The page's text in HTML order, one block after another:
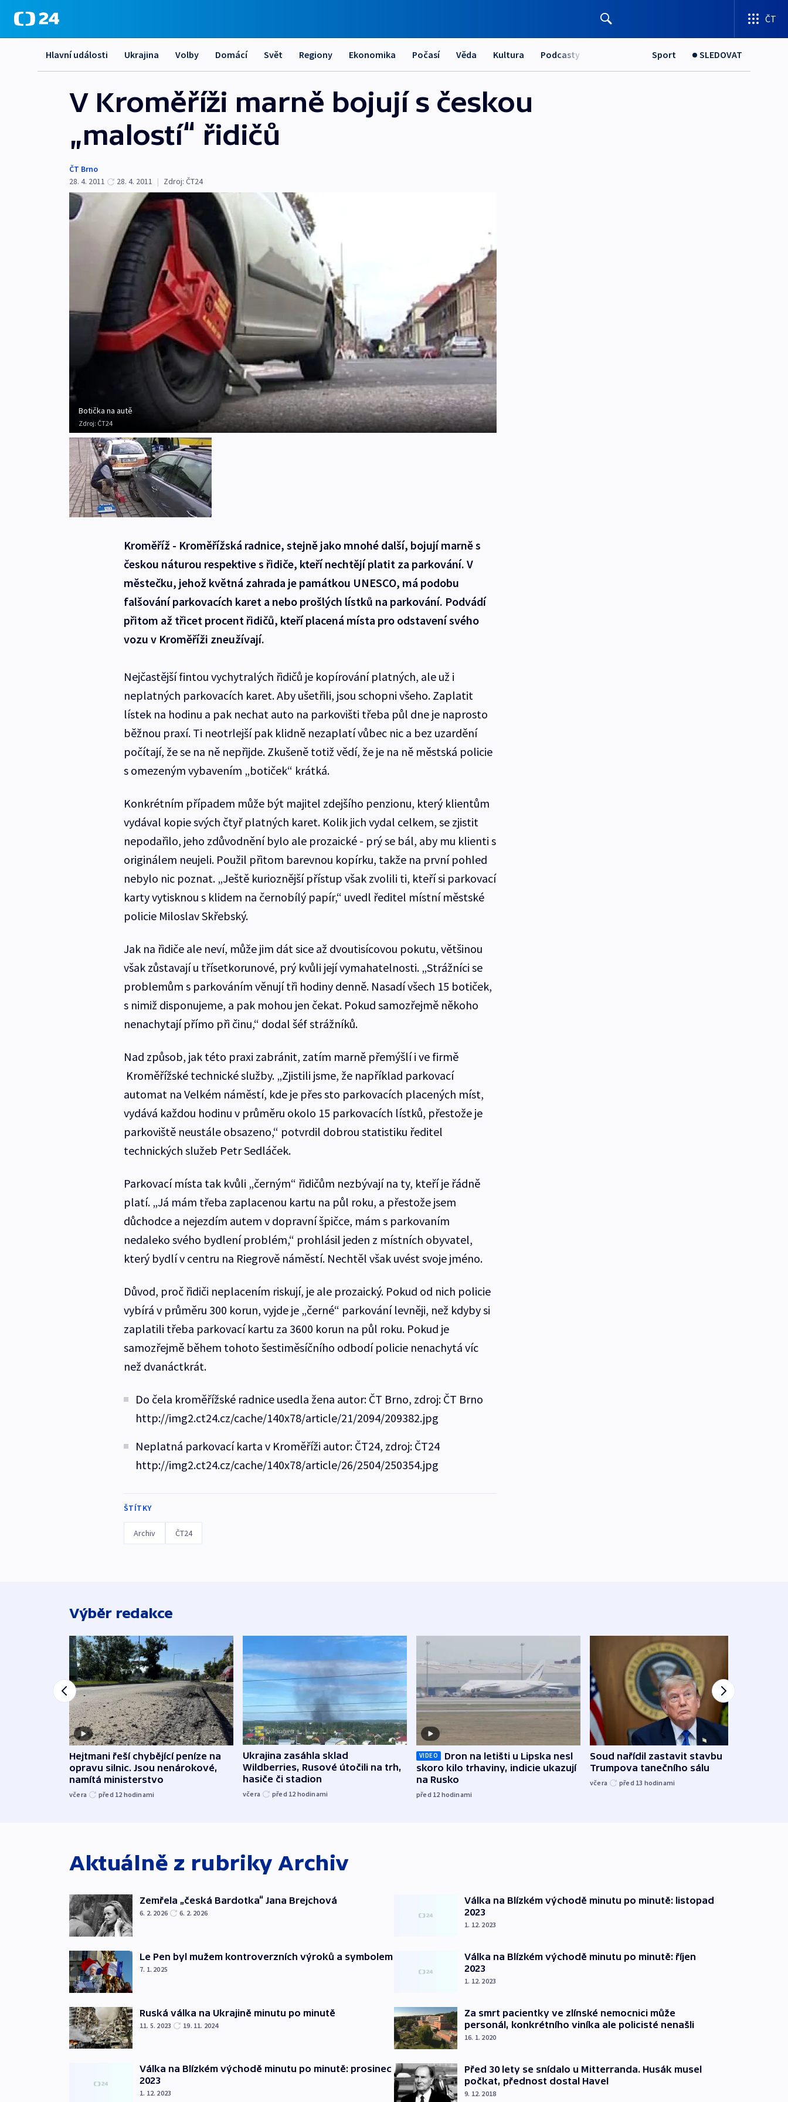
ČT
Hlavní události Ukrajina Volby Domácí Svět Regiony Ekonomika Počasí Věda Kultura Podcasty Sport SLEDOVAT
V Kroměříži marně bojují s českou
„malostí“ řidičů
ČT Brno
28. 4. 2011
28. 4. 2011 | Zdroj: ČT24
Botička na autě
Zdroj: ČT24
Kroměříž - Kroměřížská radnice, stejně jako mnohé další, bojují marně s
českou náturou respektive s řidiče, kteří nechtějí platit za parkování. V
městečku, jehož květná zahrada je památkou UNESCO, má podobu
falšování parkovacích karet a nebo prošlých lístků na parkování. Podvádí
přitom až třicet procent řidičů, kteří placená místa pro odstavení svého
vozu v Kroměříži zneužívají.
Nejčastější fintou vychytralých řidičů je kopírování platných, ale už i
neplatných parkovacích karet. Aby ušetřili, jsou schopni všeho. Zaplatit
lístek na hodinu a pak nechat auto na parkovišti třeba půl dne je naprosto
běžnou praxí. Ti neotrlejší pak klidně nezaplatí vůbec nic a bez uzardění
počítají, že se na ně nepřijde. Zkušeně totiž vědí, že je na ně městská policie
s omezeným vybavením „botiček“ krátká.
Konkrétním případem může být majitel zdejšího penzionu, který klientům
vydával kopie svých čtyř platných karet. Kolik jich vydal celkem, se zjistit
nepodařilo, jeho zdůvodnění bylo ale prozaické - prý se bál, aby mu klienti s
originálem neujeli. Použil přitom barevnou kopírku, takže na první pohled
nebylo nic poznat. „Ještě kurioznější přístup však zvolili ti, kteří si parkovací
karty vytisknou s klidem na černobílý papír,“ uvedl ředitel místní městské
policie Miloslav Skřebský.
Jak na řidiče ale neví, může jim dát sice až dvoutisícovou pokutu, většinou
však zůstavají u třísetkorunové, prý kvůli její vymahatelnosti. „Strážníci se
problemům s parkováním věnují tři hodiny denně. Nasadí všech 15 botiček,
s nimiž disponujeme, a pak mohou jen čekat. Pokud samozřejmě někoho
nenachytají přímo při činu,“ dodal šéf strážníků.
Nad způsob, jak této praxi zabránit, zatím marně přemýšlí i ve firmě
Kroměřížské technické služby. „Zjistili jsme, že například parkovací
automat na Velkém náměstí, kde je přes sto parkovacích placených míst,
vydává každou hodinu v průměru okolo 15 parkovacích lístků, přestože je
parkoviště neustále obsazeno,“ potvrdil dobrou statistiku ředitel
technických služeb Petr Sedláček.
Parkovací místa tak kvůli „černým“ řidičům nezbývají na ty, kteří je řádně
platí. „Já mám třeba zaplacenou kartu na půl roku, a přestože jsem
důchodce a nejezdím autem v dopravní špičce, mám s parkovaním
nedaleko svého bydlení problém,“ prohlásil jeden z místních obyvatel,
který bydlí v centru na Riegrově náměstí. Nechtěl však uvést svoje jméno.
Důvod, proč řidiči neplacením riskují, je ale prozaický. Pokud od nich policie
vybírá v průměru 300 korun, vyjde je „černé“ parkování levněji, než kdyby si
zaplatili třeba parkovací kartu za 3600 korun na půl roku. Pokud je
samozřejmě během tohoto šestiměsíčního odbodí policie nenachytá víc
než dvanáctkrát.
Do čela kroměřížské radnice usedla žena autor: ČT Brno, zdroj: ČT Brno
http://img2.ct24.cz/cache/140x78/article/21/2094/209382.jpg
Neplatná parkovací karta v Kroměříži autor: ČT24, zdroj: ČT24
http://img2.ct24.cz/cache/140x78/article/26/2504/250354.jpg
ŠTÍTKY
Archiv ČT24
Výběr redakce
Hejtmani řeší chybějící peníze na
opravu silnic. Jsou nenárokové,
namítá ministerstvo
včera před 12 hodinami
Ukrajina zasáhla sklad
Wildberries, Rusové útočili na trh,
hasiče či stadion
včera před 12 hodinami
VIDEO
Dron na letišti u Lipska nesl
skoro kilo trhaviny, indicie ukazují
na Rusko
před 12 hodinami
Soud nařídil zastavit stavbu
Trumpova tanečního sálu
včera před 13 hodinami
Aktuálně z rubriky Archiv
Zemřela „česká Bardotka“ Jana Brejchová
6. 2. 2026 6. 2. 2026
Le Pen byl mužem kontroverzních výroků a symbolem
7. 1. 2025
Ruská válka na Ukrajině minutu po minutě
11. 5. 2023 19. 11. 2024
Válka na Blízkém východě minutu po minutě: prosinec
2023
1. 12. 2023
Válka na Blízkém východě minutu po minutě: listopad
2023
1. 12. 2023
Válka na Blízkém východě minutu po minutě: říjen
2023
1. 12. 2023
Za smrt pacientky ve zlínské nemocnici může
personál, konkrétního viníka ale policisté nenašli
16. 1. 2020
Před 30 lety se snídalo u Mitterranda. Husák musel
počkat, přednost dostal Havel
9. 12. 2018